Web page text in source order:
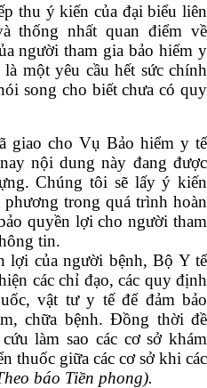
thu ý kiến của đại biểu liên
thống nhất quan điểm về
người tham gia bảo hiểm y
một yêu cầu hết sức chính
song cho biết chưa có quy
giao cho Vụ Bảo hiểm y tế
nội dung này đang được
Chúng tôi sẽ lấy ý kiến
trong quá trình hoàn
quyền lợi cho người tham
tin.
lợi của người bệnh, Bộ Y tế
các chỉ đạo, các quy định
vật tư y tế để đảm bảo
chữa bệnh. Đồng thời đề
làm sao các cơ sở khám
thuốc giữa các cơ sở khi các
báo Tiền phong).